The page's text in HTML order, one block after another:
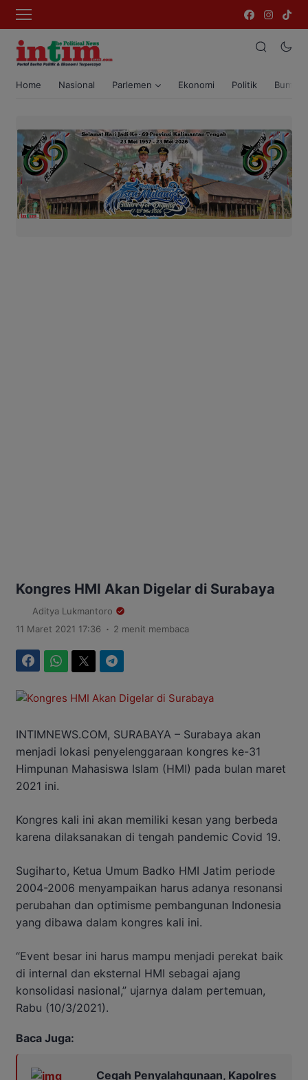
Home Nasional Parlemen Ekonomi Politik Bumi
Kongres HMI Akan Digelar di Surabaya
Aditya Lukmantoro
11 Maret 2021 17:36 . 2 menit membaca
INTIMNEWS.COM, SURABAYA – Surabaya akan
menjadi lokasi penyelenggaraan kongres ke-31
Himpunan Mahasiswa Islam (HMI) pada bulan maret
2021 ini.
Kongres kali ini akan memiliki kesan yang berbeda
karena dilaksanakan di tengah pandemic Covid 19.
Sugiharto, Ketua Umum Badko HMI Jatim periode
2004-2006 menyampaikan harus adanya resonansi
perubahan dan optimisme pembangunan Indonesia
yang dibawa dalam kongres kali ini.
“Event besar ini harus mampu menjadi perekat baik
di internal dan eksternal HMI sebagai ajang
konsolidasi nasional,” ujarnya dalam pertemuan,
Rabu (10/3/2021).
Baca Juga:
Cegah Penyalahgunaan, Kapolres